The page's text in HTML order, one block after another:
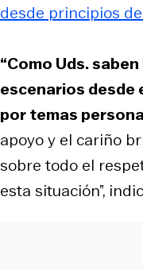
desde principios
“Como Uds.
escenarios desde
por temas
apoyo y el cariño
sobre todo el
esta situación”,